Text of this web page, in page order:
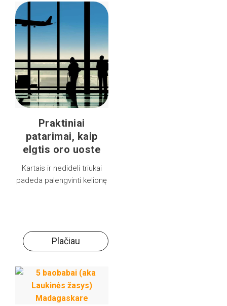
Praktiniai
patarimai, kaip
elgtis oro uoste
Kartais ir nedideli triukai
padeda palengvinti kelionę
Plačiau